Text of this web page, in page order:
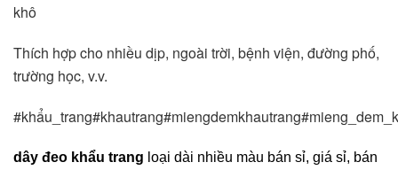
khô
Thích hợp cho nhiều dịp, ngoài trời, bệnh viện, đường phố,
trường học, v.v.
#khẩu_trang
dây đeo khẩu trang loại dài nhiều màu bán sỉ, giá sỉ, bán